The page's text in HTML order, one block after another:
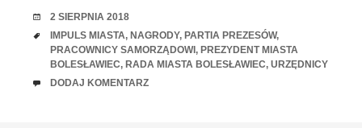
RANDKA
2 SIERPNIA 2018
TAGI
IMPULS MIASTA, NAGRODY, PARTIA PREZESÓW,
PRACOWNICY SAMORZĄDOWI, PREZYDENT MIASTA
BOLESŁAWIEC, RADA MIASTA BOLESŁAWIEC, URZĘDNICY
UWAGI
DODAJ KOMENTARZ